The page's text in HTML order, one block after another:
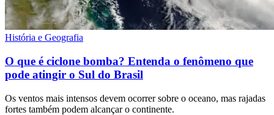
História e Geografia
O que é ciclone bomba? Entenda o fenômeno que
pode atingir o Sul do Brasil
Os ventos mais intensos devem ocorrer sobre o oceano, mas rajadas
fortes também podem alcançar o continente.